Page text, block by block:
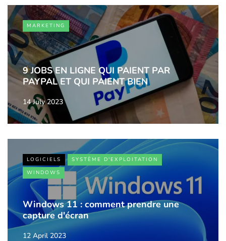
MARKETING
9 JOBS EN LIGNE QUI PAIENT PAR
PAYPAL ET QUI PAIENT BIEN
14 July 2023
LOGICIELS
SYSTÈME D'EXPLOITATION
WINDOWS
Windows 11 : comment prendre une
capture d'écran
12 April 2023